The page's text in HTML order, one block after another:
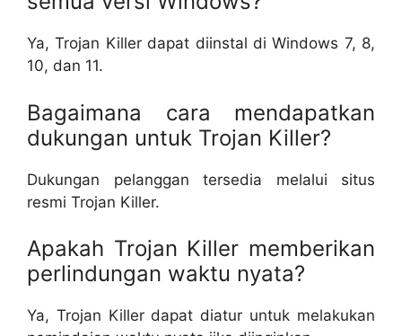
Ya, Trojan Killer dapat diinstal di Windows 7, 8,
10, dan 11.
Bagaimana cara mendapatkan
dukungan untuk Trojan Killer?
Dukungan pelanggan tersedia melalui situs
resmi Trojan Killer.
Apakah Trojan Killer memberikan
perlindungan waktu nyata?
Ya, Trojan Killer dapat diatur untuk melakukan